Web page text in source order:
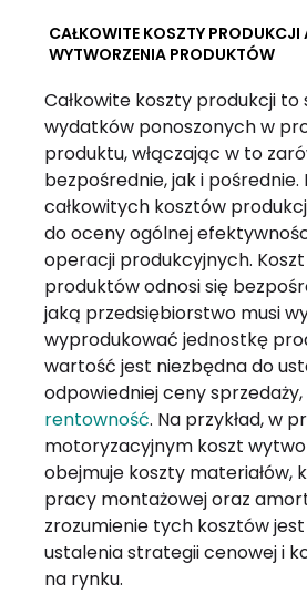
CAŁKOWITE KOSZTY PRODUKCJI
WYTWORZENIA PRODUKTÓW
Całkowite koszty produkcji
wydatków ponoszonych w
produktu, włączając w to
bezpośrednie, jak i pośrednie.
całkowitych kosztów
do oceny ogólnej
operacji produkcyjnych.
produktów odnosi się
jaką przedsiębiorstwo musi
wyprodukować jednostkę
wartość jest niezbędna do
odpowiedniej ceny
rentowność. Na przykład, w
motoryzacyjnym koszt
obejmuje koszty materiałów,
pracy montażowej oraz
zrozumienie tych kosztów
ustalenia strategii cenowej i
na rynku.